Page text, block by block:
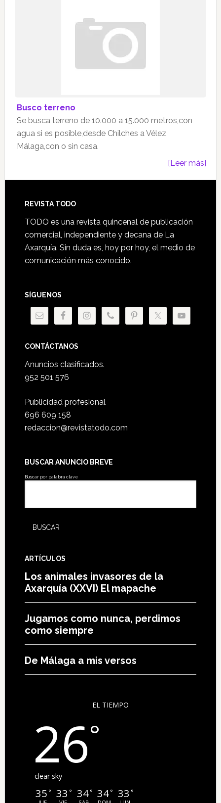
Busco terreno
Se busca terreno de 10.000 a 15.000 metros,con
agua si es posible,desde Chilches a Vélez
Málaga,con o sin casa.
[Leer más]
Footer
REVISTA TODO
TODO es una revista quincenal de publicación
comercial, independiente y decana de La
Axarquía. Sin duda es, hoy por hoy, el medio de
comunicación más conocido.
SÍGUENOS
CONTÁCTANOS
Anuncios clasificados.
952 501 576
Publicidad profesional
696 609 158
redaccion@revistatodo.com
BUSCAR ANUNCIO BREVE
Buscar por palabra clave
ARTÍCULOS
Los animales invasores de la
Axarquía (XXVI) El mapache
Jugamos como nunca, perdimos
como siempre
De Málaga a mis versos
EL TIEMPO
26°
clear sky
35 ° 33 ° 34° 34° 33 °